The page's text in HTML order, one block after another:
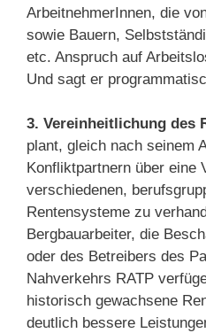
ArbeitnehmerInnen, die
sowie Bauern,
etc. Anspruch auf
Und sagt er
3. Vereinheitlichung des
plant, gleich nach seinem
Konfliktpartnern über eine
verschiedenen,
Rentensysteme zu
Bergbauarbeiter, die
oder des Betreibers des
Nahverkehrs RATP
historisch gewachsene
deutlich bessere